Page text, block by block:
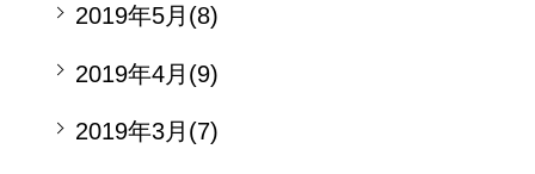
2019年5月(8)
2019年4月(9)
2019年3月(7)